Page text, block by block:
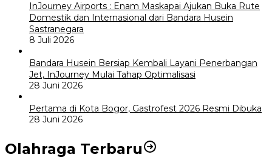
InJourney Airports : Enam Maskapai Ajukan Buka Rute
Domestik dan Internasional dari Bandara Husein
Sastranegara
8 Juli 2026
Bandara Husein Bersiap Kembali Layani Penerbangan
Jet, InJourney Mulai Tahap Optimalisasi
28 Juni 2026
Pertama di Kota Bogor, Gastrofest 2026 Resmi Dibuka
28 Juni 2026
Olahraga Terbaru